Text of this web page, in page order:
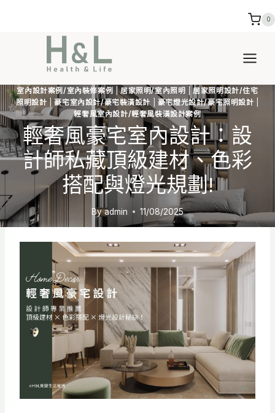
0
室內設計案例/室內裝修案例 |居家照明/室內照明 |居家照明設計/住宅
照明設計 |豪宅室內設計/豪宅裝潢設計 豪宅燈光設計/豪宅照明設計
輕奢風室內設計/輕奢風裝潢設計案例
輕奢風豪宅室內設計：設
計師私藏頂級建材、色彩
搭配與燈光規劃!
Byadmin 11/08/2025